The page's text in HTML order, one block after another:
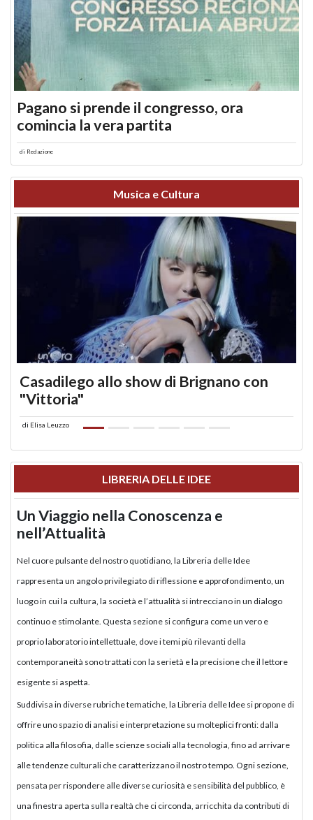
Pagano si prende il congresso, ora
comincia la vera partita
di Redazione
Musica e Cultura
Casadilego allo show di Brignano con
"Vittoria"
di Elisa Leuzzo
LIBRERIA DELLE IDEE
Un Viaggio nella Conoscenza e
nell’Attualità
Nel cuore pulsante del nostro quotidiano, la Libreria delle Idee
rappresenta un angolo privilegiato di riflessione e approfondimento, un
luogo in cui la cultura, la società e l’attualità si intrecciano in un dialogo
continuo e stimolante. Questa sezione si configura come un vero e
proprio laboratorio intellettuale, dove i temi più rilevanti della
contemporaneità sono trattati con la serietà e la precisione che il lettore
esigente si aspetta.
Suddivisa in diverse rubriche tematiche, la Libreria delle Idee si propone di
offrire uno spazio di analisi e interpretazione su molteplici fronti: dalla
politica alla filosofia, dalle scienze sociali alla tecnologia, fino ad arrivare
alle tendenze culturali che caratterizzano il nostro tempo. Ogni sezione,
pensata per rispondere alle diverse curiosità e sensibilità del pubblico, è
una finestra aperta sulla realtà che ci circonda, arricchita da contributi di